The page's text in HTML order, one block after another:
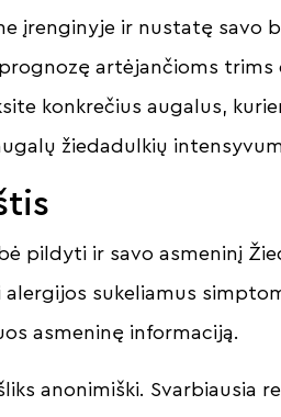
įrenginyje ir nustatę savo
artėjančioms trims
konkrečius augalus,
žiedadulkių
pildyti ir savo asmeninį
sukeliamus
asmeninę informaciją.
anonimiški. Svarbiausia